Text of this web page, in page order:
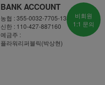
BANK ACCOUNT
농협 : 355-0032-7705-13
신한 : 110-427-887160
예금주 :
플라워리퍼블릭(박상현)
비회원
1:1 문의